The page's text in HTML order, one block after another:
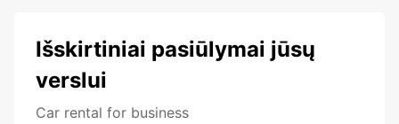
Išskirtiniai pasiūlymai jūsų
verslui
Car rental for business